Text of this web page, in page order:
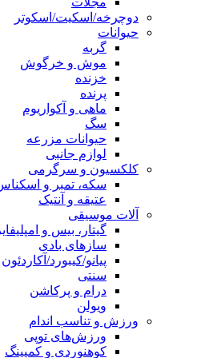
دوچرخه/اسکیت/اسکوتر
حیوانات
گربه
موش و خرگوش
خزنده
پرنده
ماهی و آکواریوم
سگ
حیوانات مزرعه
لوازم جانبی
کلکسیون و سرگرمی
سکه، تمبر و
عتیقه و آنتیک
آلات موسیقی
گیتار، بیس و امپلیفایر
سازهای بادی
پیانو/کیبورد/آکاردئون
سنتی
درام و پرکاشن
ویولن
ورزش و تناسب اندام
ورزش‌های توپی
کوهنوردی و کمپینگ